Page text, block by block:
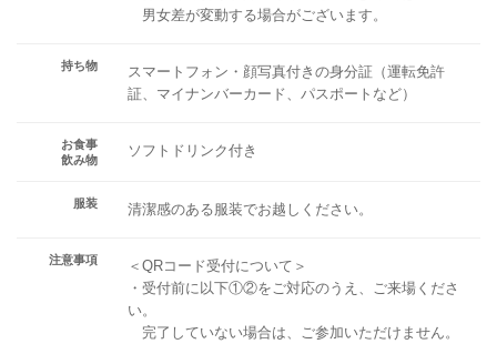
男女差が変動する場合がございます。
持ち物
スマートフォン・顔写真付きの身分証（運転免許
証、マイナンバーカード、パスポートなど）
お食事
飲み物
ソフトドリンク付き
服装 清潔感のある服装でお越しください。
注意事項
＜QRコード受付について＞
・受付前に以下①②をご対応のうえ、ご来場くださ
い。
完了していない場合は、ご参加いただけません。